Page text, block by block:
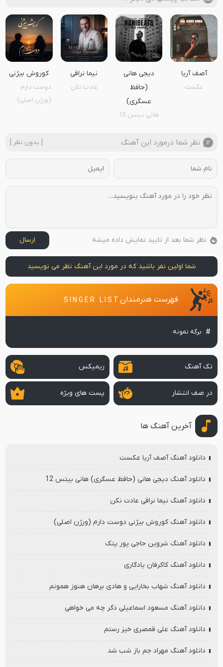
آصف آریا
عکست
دیجی هانی
(حافظ
عسگری)
هانی بیتس 12
نیما نراقی
عادت نکن
کوروش بیژنی
دوست دارم
(ورژن اصلی)
نظر شما درمورد این آهنگ [ بدون نظر ]
نظر شما بعد از تایید نمایش داده میشه ارسال
شما اولین نفر باشید که در مورد این آهنگ نظر می نویسید
فهرست هنرمندان SINGER LIST
برگه نمونه
تک آهنگ ریمیکس
در صف انتشار پست های ویژه
آخرین آهنگ ها
دانلود آهنگ آصف آریا عکست
دانلود آهنگ دیجی هانی (حافظ عسگری) هانی بیتس 12
دانلود آهنگ نیما نراقی عادت نکن
دانلود آهنگ کوروش بیژنی دوست دارم (ورژن اصلی)
دانلود آهنگ شروین حاجی پور پتک
دانلود آهنگ کاکرفان یادگاری
دانلود آهنگ شهاب بخارایی و هادی برهان هنوز همونم
دانلود آهنگ مسعود اسماعیلی دگر چه می خواهی
دانلود آهنگ علی قمصری خیز رستم
دانلود آهنگ مهراد جم باز شب شد